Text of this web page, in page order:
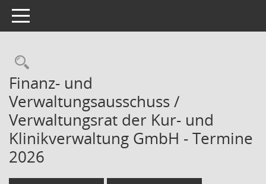
Toggle navigation
Finanz- und
Verwaltungsausschuss /
Verwaltungsrat der Kur- und
Klinikverwaltung GmbH - Termine
2026